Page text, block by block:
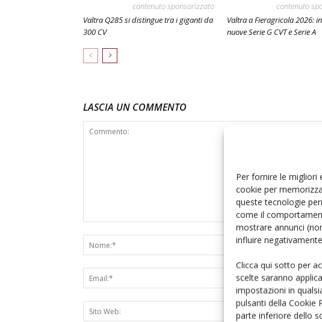
Per fornire le migliori
cookie per
queste tecnologie
come il
mostrare annunci
influire
Clicca qui sotto per
scelte saranno
impostazioni in
pulsanti della Cookie
parte inferiore dello
contenuto sponsorizzato
Valtra Q285 si distingue tra i giganti da
300 CV
contenuto
Valtra a Fieragricola 2026:
nuove Serie G CVT e Serie A
LASCIA UN COMMENTO